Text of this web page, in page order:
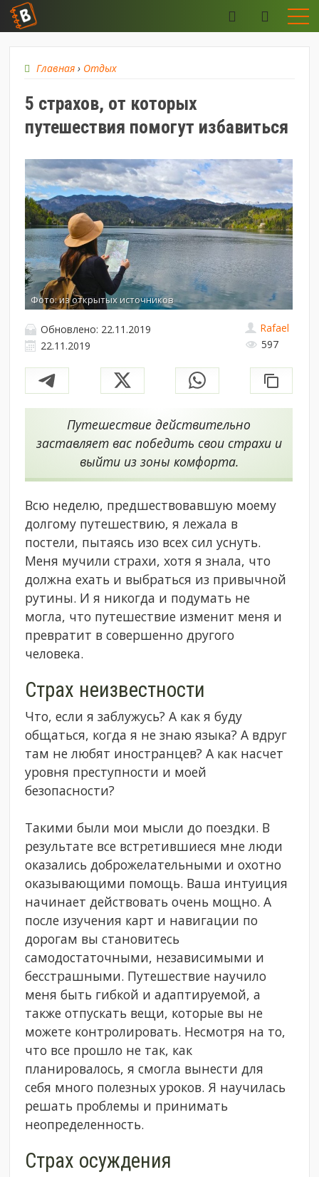
Главная › Отдых
5 страхов, от которых
путешествия помогут избавиться
Фото: из открытых источников
Rafael
Обновлено: 22.11.2019
22.11.2019
597
Путешествие действительно
заставляет вас победить свои страхи и
выйти из зоны комфорта.
Всю неделю, предшествовавшую моему
долгому путешествию, я лежала в
постели, пытаясь изо всех сил уснуть.
Меня мучили страхи, хотя я знала, что
должна ехать и выбраться из привычной
рутины. И я никогда и подумать не
могла, что путешествие изменит меня и
превратит в совершенно другого
человека.
Страх неизвестности
Что, если я заблужусь? А как я буду
общаться, когда я не знаю языка? А вдруг
там не любят иностранцев? А как насчет
уровня преступности и моей
безопасности?
Такими были мои мысли до поездки. В
результате все встретившиеся мне люди
оказались доброжелательными и охотно
оказывающими помощь. Ваша интуиция
начинает действовать очень мощно. А
после изучения карт и навигации по
дорогам вы становитесь
самодостаточными, независимыми и
бесстрашными. Путешествие научило
меня быть гибкой и адаптируемой, а
также отпускать вещи, которые вы не
можете контролировать. Несмотря на то,
что все прошло не так, как
планировалось, я смогла вынести для
себя много полезных уроков. Я научилась
решать проблемы и принимать
неопределенность.
Страх осуждения